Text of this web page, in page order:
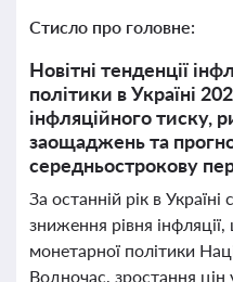
Стисло про головне:
Новітні тенденції
політики в Україні
інфляційного тиску,
заощаджень та
середньострокову
За останній рік в
зниження рівня
монетарної політики
Водночас, зростання цін